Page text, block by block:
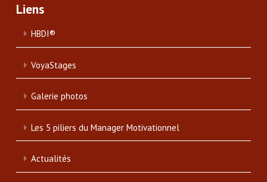
Liens
HBDI®
VoyaStages
Galerie photos
Les 5 piliers du Manager Motivationnel
Actualités